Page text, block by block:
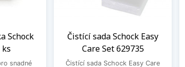
Schock
ks
snadné
Čistící sada Schock Easy
Care Set 629735
Čistící sada Schock Easy Care